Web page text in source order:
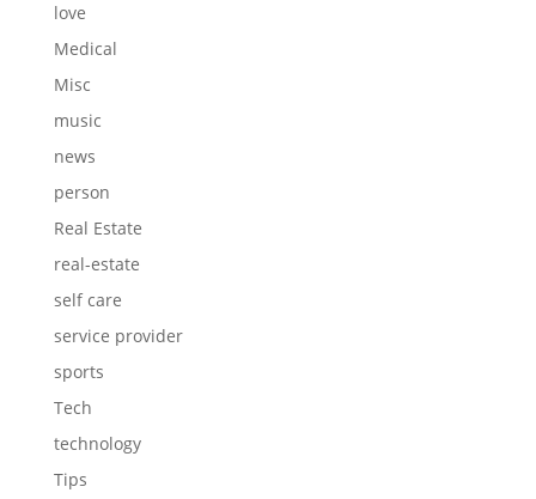
love
Medical
Misc
music
news
person
Real Estate
real-estate
self care
service provider
sports
Tech
technology
Tips